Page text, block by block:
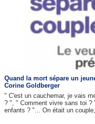
Quand la mort sépare un
Corine Goldberger
" C'est un cauchemar, je vais
? ", " Comment vivre sans toi ?
enfants ? "... On était un